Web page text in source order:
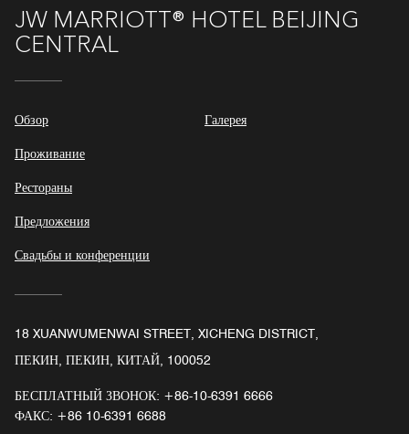
JW MARRIOTT® HOTEL BEIJING
CENTRAL
Обзор
Проживание
Рестораны
Предложения
Свадьбы и конференции
Галерея
18 XUANWUMENWAI STREET, XICHENG DISTRICT,
ПЕКИН, ПЕКИН, КИТАЙ, 100052
БЕСПЛАТНЫЙ ЗВОНОК: +86-10-6391 6666
ФАКС: +86 10-6391 6688